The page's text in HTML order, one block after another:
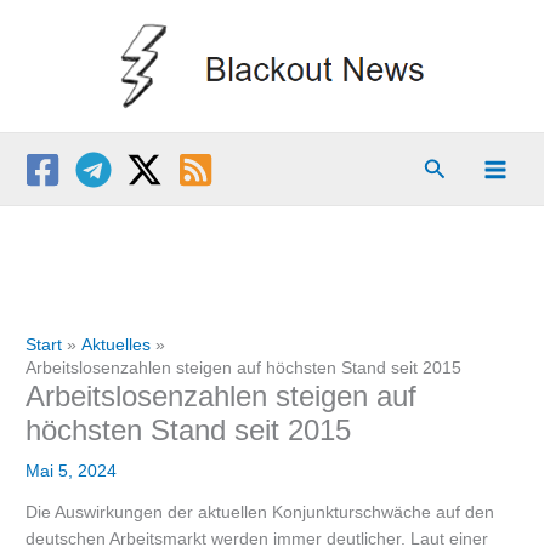
Suchen
Start
Aktuelles
Arbeitslosenzahlen steigen auf höchsten Stand seit 2015
Arbeitslosenzahlen steigen auf
höchsten Stand seit 2015
Mai 5, 2024
Die Auswirkungen der aktuellen Konjunkturschwäche auf den
deutschen Arbeitsmarkt werden immer deutlicher. Laut einer